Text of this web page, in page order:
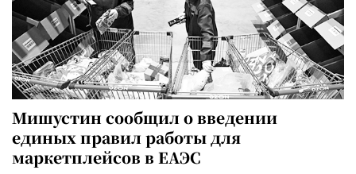
Мишустин сообщил о введении
единых правил работы для
маркетплейсов в ЕАЭС